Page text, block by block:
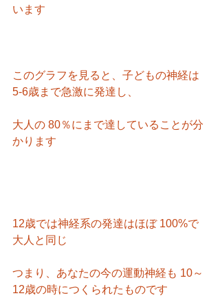
います
このグラフを見ると、子どもの神経は
5-6歳まで急激に発達し、
大人の 80％にまで達していることが分
かります
12歳では神経系の発達はほぼ 100%で
大人と同じ
つまり、あなたの今の運動神経も 10～
12歳の時につくられたものです